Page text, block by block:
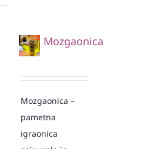
Mozgaonica
Mozgaonica –
pametna
igraonica